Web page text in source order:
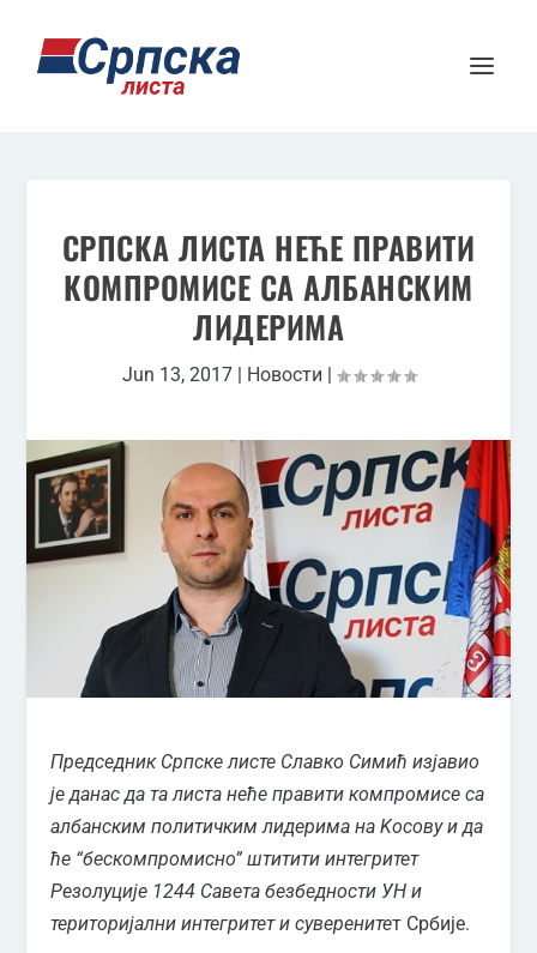
СРПСКА ЛИСТА НЕЋЕ ПРАВИТИ
КОМПРОМИСЕ СА АЛБАНСКИМ
ЛИДЕРИМА
Jun 13, 2017| Новости |
Председник Српске листе Славко Симић изјавио
је данас да та листа неће правити компромисе са
албанским политичким лидерима на Kосову и да
ће “бескомпромисно” штитити интегритет
Резолуције 1244 Савета безбедности УН и
територијални интегритет и суверенитет Србије.